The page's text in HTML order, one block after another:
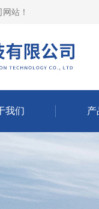
站！
我们 产